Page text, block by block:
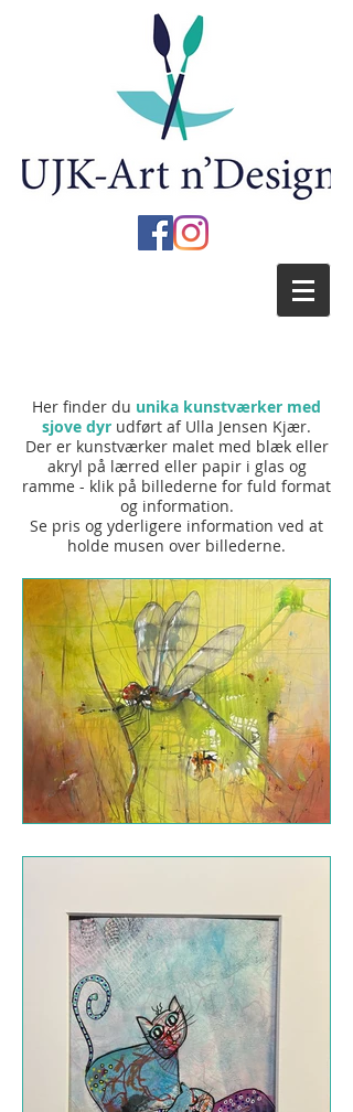
Her finder du unika kunstværker med
sjove dyr udført af Ulla Jensen Kjær.
Der er kunstværker malet med blæk eller
akryl på lærred eller papir i glas og
ramme - klik på billederne for fuld format
og information.
Se pris og yderligere information ved at
holde musen over billederne.